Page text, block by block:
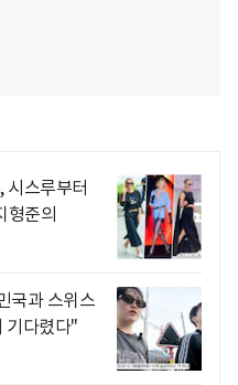
시스루부터
형준의
국과 스위스
기다렸다"